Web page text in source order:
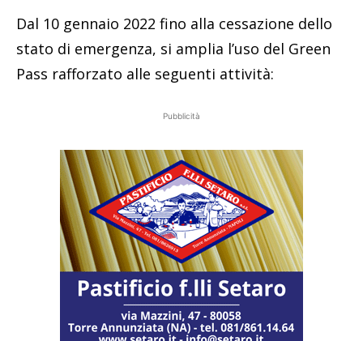
Dal 10 gennaio 2022 fino alla cessazione dello
stato di emergenza, si amplia l’uso del Green
Pass rafforzato alle seguenti attività:
Pubblicità